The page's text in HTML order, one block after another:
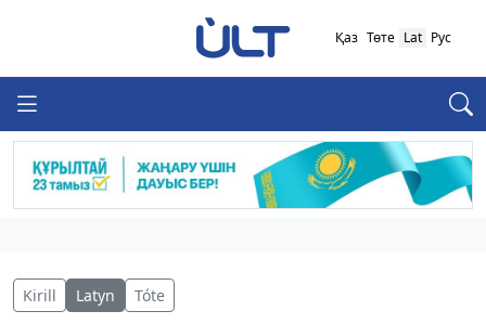
Қаз Төте Lat Рус
Kirill Latyn Tóte